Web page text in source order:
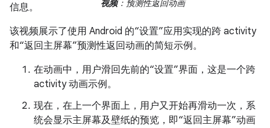
视频：预测性返回动画
信息。
该视频展示了使用 Android 的“设置”应用实现的跨 activity
和“返回主屏幕”预测性返回动画的简短示例。
在动画中，用户滑回先前的“设置”界面，这是一个跨
activity 动画示例。
现在，在上一个界面上，用户又开始再滑动一次，系
统会显示主屏幕及壁纸的预览，即“返回主屏幕”动画